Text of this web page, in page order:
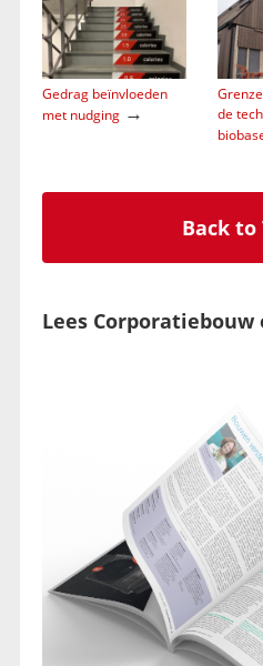
Gedrag beïnvloeden
met nudging→
de
Back to
Lees Corporatiebouw